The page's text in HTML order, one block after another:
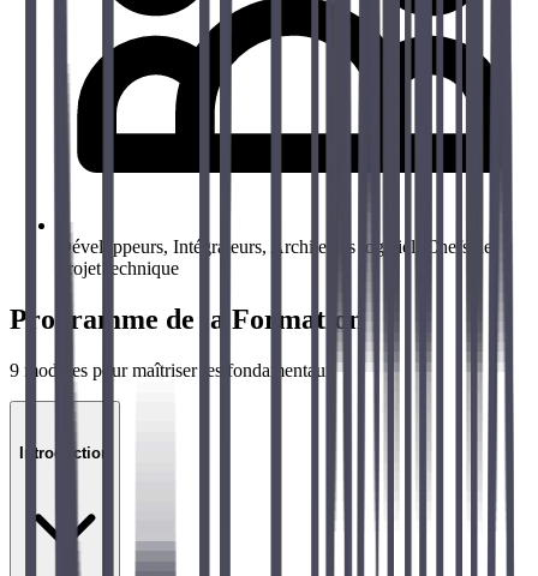
Développeurs, Intégrateurs, Architectes logiciel, Chefs de
projet technique
Programme de la Formation
9 modules pour maîtriser les fondamentaux
Introduction